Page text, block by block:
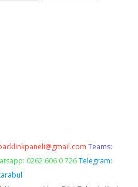
Teams:
0262 606 0 726 Telegram: